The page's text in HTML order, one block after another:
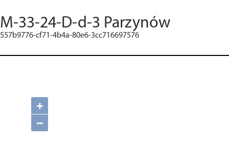
M-33-24-D-d-3 Parzynów
557b9776-cf71-4b4a-80e6-3cc716697576
+
−